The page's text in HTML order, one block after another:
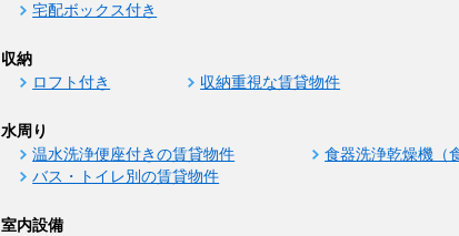
宅配ボックス付き
収納
ロフト付き 収納重視な賃貸物件
水周り
温水洗浄便座付きの賃貸物件 食器洗浄乾燥機（
バス・トイレ別の賃貸物件
室内設備